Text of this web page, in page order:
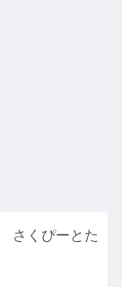
さくぴーとた